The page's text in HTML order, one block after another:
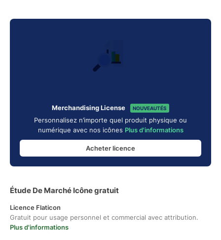
Merchandising License NOUVEAUTÉS
Personnalisez n’importe quel produit physique ou
numérique avec nos icônes Plus d'informations
Acheter licence
Étude De Marché Icône gratuit
Licence Flaticon
Gratuit pour usage personnel et commercial avec attribution.
Plus d'informations